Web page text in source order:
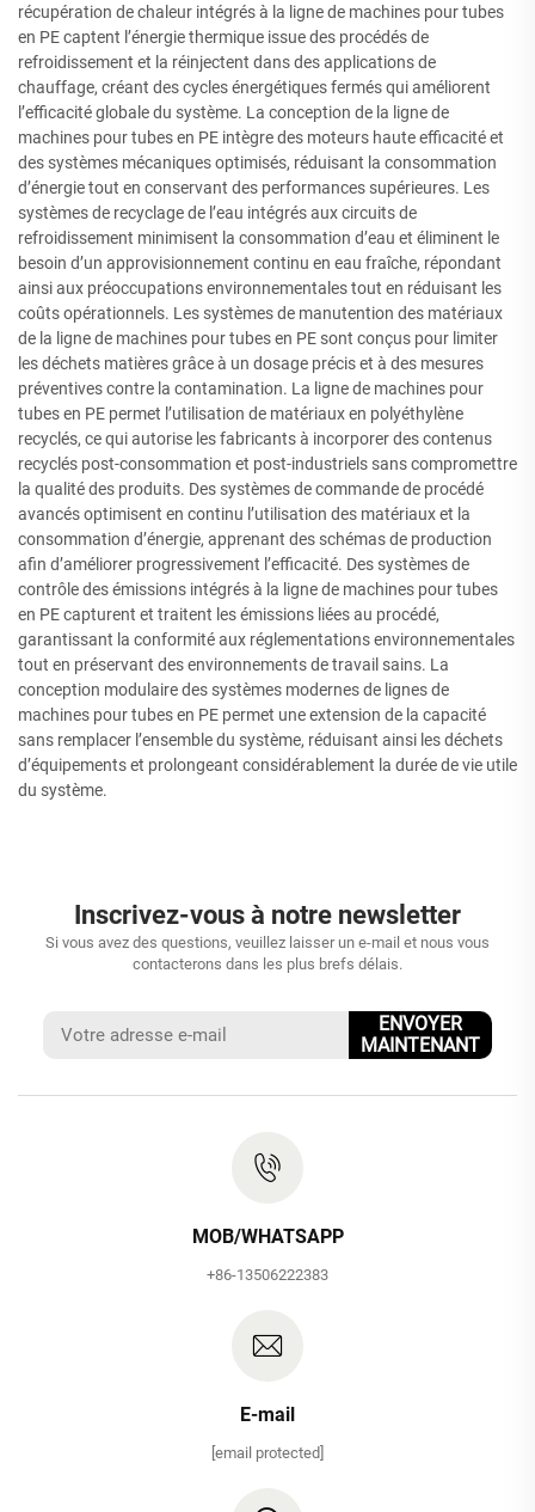
récupération de chaleur intégrés à la ligne de machines pour tubes
en PE captent l’énergie thermique issue des procédés de
refroidissement et la réinjectent dans des applications de
chauffage, créant des cycles énergétiques fermés qui améliorent
l’efficacité globale du système. La conception de la ligne de
machines pour tubes en PE intègre des moteurs haute efficacité et
des systèmes mécaniques optimisés, réduisant la consommation
d’énergie tout en conservant des performances supérieures. Les
systèmes de recyclage de l’eau intégrés aux circuits de
refroidissement minimisent la consommation d’eau et éliminent le
besoin d’un approvisionnement continu en eau fraîche, répondant
ainsi aux préoccupations environnementales tout en réduisant les
coûts opérationnels. Les systèmes de manutention des matériaux
de la ligne de machines pour tubes en PE sont conçus pour limiter
les déchets matières grâce à un dosage précis et à des mesures
préventives contre la contamination. La ligne de machines pour
tubes en PE permet l’utilisation de matériaux en polyéthylène
recyclés, ce qui autorise les fabricants à incorporer des contenus
recyclés post-consommation et post-industriels sans compromettre
la qualité des produits. Des systèmes de commande de procédé
avancés optimisent en continu l’utilisation des matériaux et la
consommation d’énergie, apprenant des schémas de production
afin d’améliorer progressivement l’efficacité. Des systèmes de
contrôle des émissions intégrés à la ligne de machines pour tubes
en PE capturent et traitent les émissions liées au procédé,
garantissant la conformité aux réglementations environnementales
tout en préservant des environnements de travail sains. La
conception modulaire des systèmes modernes de lignes de
machines pour tubes en PE permet une extension de la capacité
sans remplacer l’ensemble du système, réduisant ainsi les déchets
d’équipements et prolongeant considérablement la durée de vie utile
du système.
Inscrivez-vous à notre newsletter
Si vous avez des questions, veuillez laisser un e-mail et nous vous
contacterons dans les plus brefs délais.
ENVOYER
MAINTENANT
MOB/WHATSAPP
+86-13506222383
E-mail
[email protected]